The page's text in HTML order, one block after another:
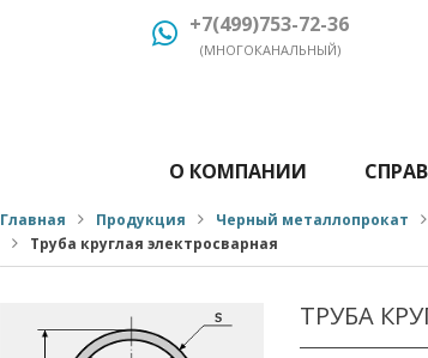
+7(499)753-72-36
(МНОГОКАНАЛЬНЫЙ)
О КОМПАНИИ
Главная Продукция Черный металлопрокат
Труба круглая электросварная
ТРУБА